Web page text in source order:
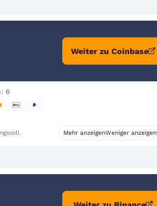
Weiter zu Coinbase
6
Mehr anzeigenWeniger anzeigen